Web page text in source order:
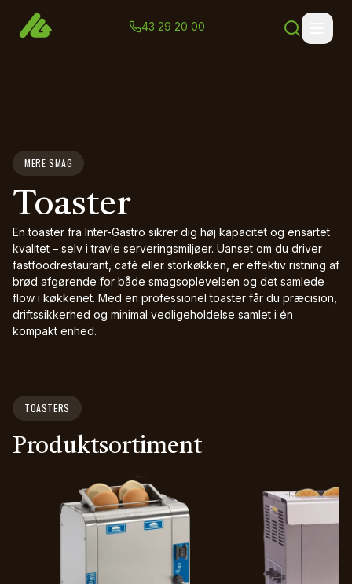
43 29 20 00
MERE SMAG
Toaster
En toaster fra Inter-Gastro sikrer dig høj kapacitet og ensartet
kvalitet – selv i travle serveringsmiljøer. Uanset om du driver
fastfoodrestaurant, café eller storkøkken, er effektiv ristning af
brød afgørende for både smagsoplevelsen og det samlede
flow i køkkenet. Med en professionel toaster får du præcision,
driftssikkerhed og minimal vedligeholdelse samlet i én
kompakt enhed.
TOASTERS
Produktsortiment